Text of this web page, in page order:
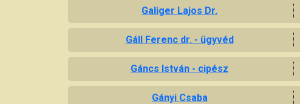
Galiger Lajos Dr.
Gáll Ferenc dr. - ügyvéd
Gáncs István - cipész
Gányi Csaba